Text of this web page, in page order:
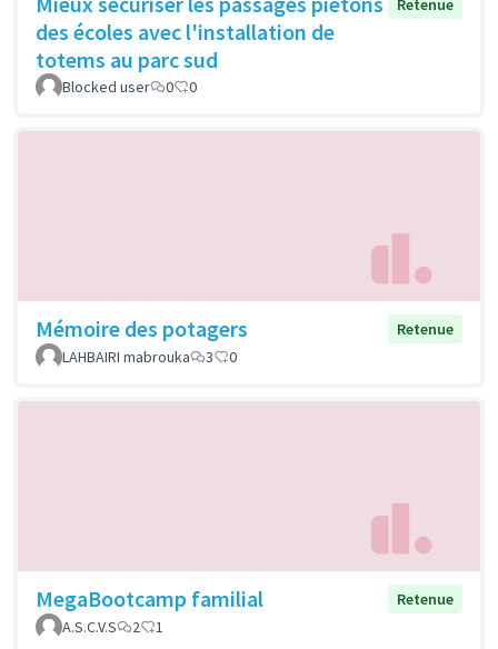
des écoles avec l'installation de
totems au parc sud
Retenue
Blocked user 0 0
Mémoire des potagers
Retenue
LAHBAIRI mabrouka
3 0
MegaBootcamp familial
Retenue
A.S.C.V.S
2 1